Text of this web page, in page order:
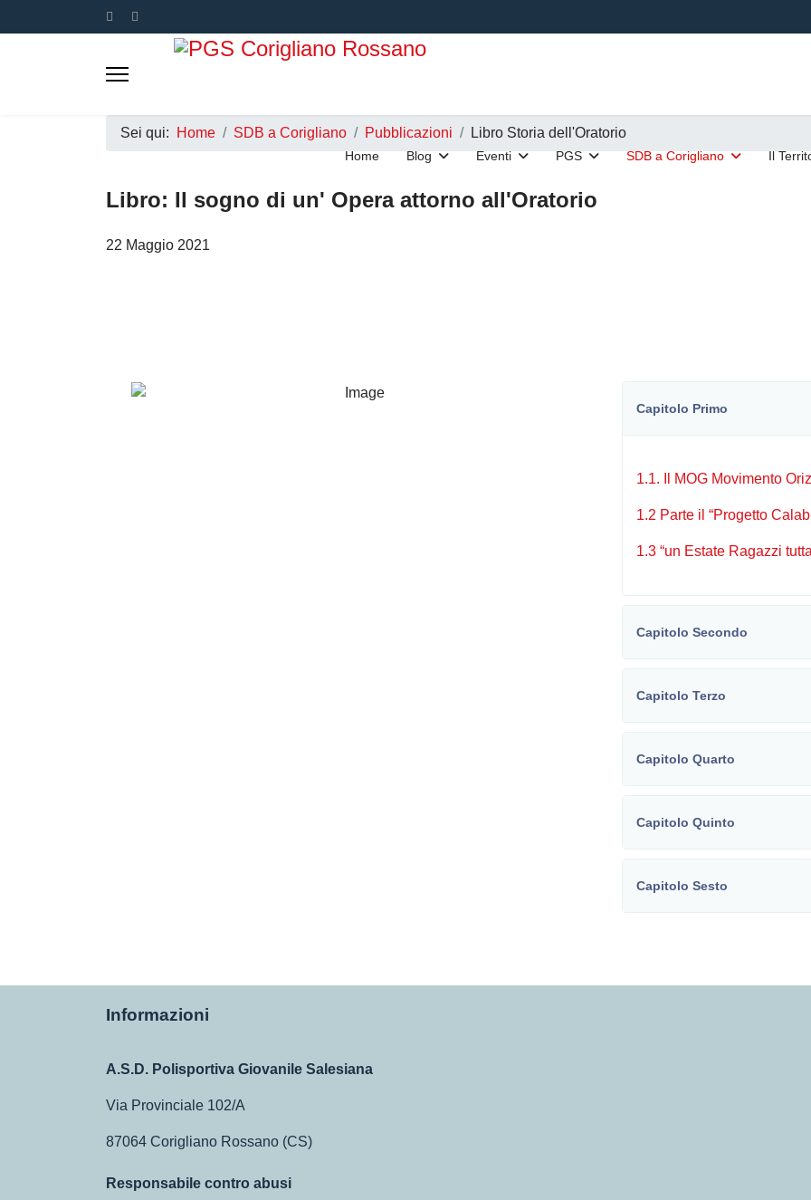
Home Blog Eventi PGS SDB a Corigliano Il
Sei qui: Home SDB a Corigliano Pubblicazioni Libro Storia dell'Oratorio
Libro: Il sogno di un' Opera attorno all'Oratorio
22 Maggio 2021
Capitolo Primo
1.1. Il MOG Movimento
1.2 Parte il “Progetto
1.3 “un Estate Ragazzi
Capitolo Secondo
Capitolo Terzo
Capitolo Quarto
Capitolo Quinto
Capitolo Sesto
Informazioni
A.S.D. Polisportiva Giovanile Salesiana
Via Provinciale 102/A
87064 Corigliano Rossano (CS)
Responsabile contro abusi